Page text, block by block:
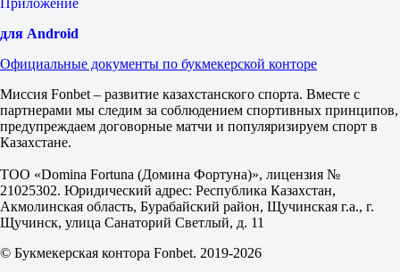
4.60
1X
12
X2
1.15
1.12
2.15
Фора
1
2
-1
1.85
+1
1.85
Тотал
Приложение
для Android
Официальные документы по букмекерской конторе
Миссия Fonbet – развитие казахстанского спорта. Вместе с
партнерами мы следим за соблюдением спортивных принципов,
предупреждаем договорные матчи и популяризируем спорт в
Казахстане.
ТОО «Domina Fortuna (Домина Фортуна)», лицензия №
21025302. Юридический адрес: Республика Казахстан,
Акмолинская область, Бурабайский район, Щучинская г.а., г.
Щучинск, улица Санаторий Светлый, д. 11
© Букмекерская контора Fonbet. 2019-2026